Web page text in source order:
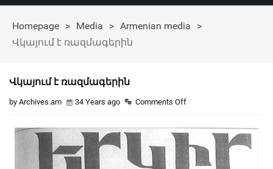
Homepage > Media > Armenian media
>
Վկայում է ռազմագերին
Վկայում է ռազմագերին
by Archives.am 34 Years ago Comments Off